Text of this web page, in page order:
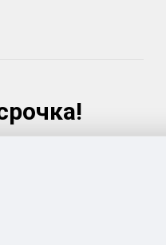
Таможенному союзу.